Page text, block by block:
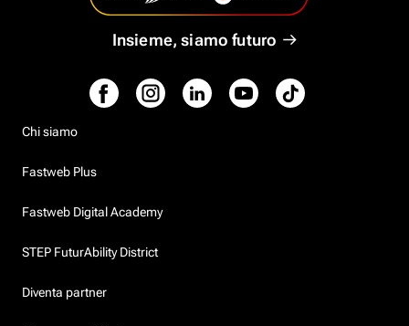
Insieme, siamo futuro
Chi siamo
Fastweb Plus
Fastweb Digital Academy
STEP FuturAbility District
Diventa partner